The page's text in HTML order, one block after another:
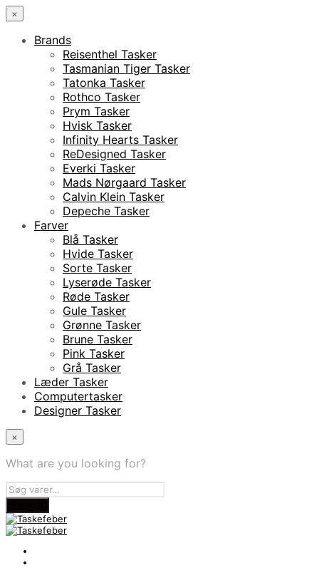
×
Brands
Reisenthel Tasker
Tasmanian Tiger Tasker
Tatonka Tasker
Rothco Tasker
Prym Tasker
Hvisk Tasker
Infinity Hearts Tasker
ReDesigned Tasker
Everki Tasker
Mads Nørgaard Tasker
Calvin Klein Tasker
Depeche Tasker
Farver
Blå Tasker
Hvide Tasker
Sorte Tasker
Lyserøde Tasker
Røde Tasker
Gule Tasker
Grønne Tasker
Brune Tasker
Pink Tasker
Grå Tasker
Læder Tasker
Computertasker
Designer Tasker
×
What are you looking for?